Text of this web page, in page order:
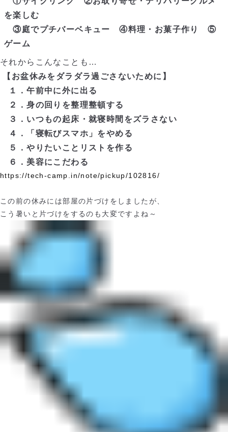
を楽しむ
③庭でプチバーベキュー ④料理・お菓子作り ⑤
ゲーム
それからこんなことも…
【お盆休みをダラダラ過ごさないために】
１．午前中に外に出る
２．身の回りを整理整頓する
３．いつもの起床・就寝時間をズラさない
４．「寝転びスマホ」をやめる
５．やりたいことリストを作る
６．美容にこだわる
https://tech-camp.in/note/pickup/102816/
この前の休みには部屋の片づけをしましたが、
こう暑いと片づけをするのも大変ですよね～